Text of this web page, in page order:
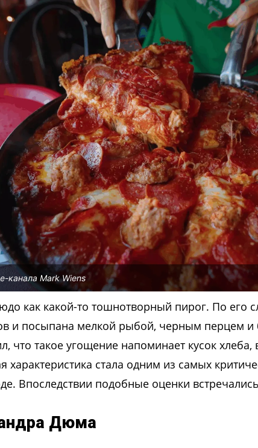
канала Mark Wiens
как какой-то тошнотворный пирог. По его
и посыпана мелкой рыбой, черным перцем и
что такое угощение напоминает кусок
характеристика стала одним из самых
Впоследствии подобные оценки
Дюма